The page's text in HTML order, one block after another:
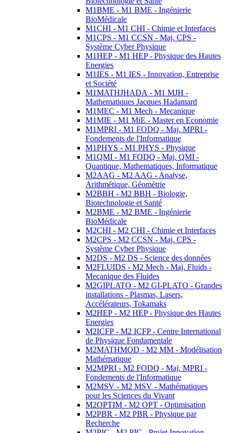
M1BME - M1 BME - Ingénierie
BioMédicale
M1CHI - M1 CHI - Chimie et Interfaces
M1CPS - M1 CCSN - Maj. CPS -
Système Cyber Physique
M1HEP - M1 HEP - Physique des Hautes
Energies
M1IES - M1 IES - Innovation, Entreprise
et Société
M1MATHJHADA - M1 MJH -
Mathematiques Jacques Hadamard
M1MEC - M1 Mech - Mecanique
M1MIE - M1 MiE - Master en Economie
M1MPRI - M1 FODQ - Maj. MPRI -
Fondements de l'Informatique
M1PHYS - M1 PHYS - Physique
M1QMI - M1 FODQ - Maj. QMI -
Quantique, Mathematiques, Informatique
M2AAG - M2 AAG - Analyse,
Arithmétique, Géométrie
M2BBH - M2 BBH - Biologie,
Biotechnologie et Santé
M2BME - M2 BME - Ingénierie
BioMédicale
M2CHI - M2 CHI - Chimie et Interfaces
M2CPS - M2 CCSN - Maj. CPS -
Système Cyber Physique
M2DS - M2 DS - Science des données
M2FLUIDS - M2 Mech - Maj. Fluids -
Mecanique des Fluides
M2GIPLATO - M2 GI-PLATO - Grandes
installations - Plasmas, Lasers,
Accélérateurs, Tokamaks
M2HEP - M2 HEP - Physique des Hautes
Energies
M2ICFP - M2 ICFP - Centre International
de Physique Fondamentale
M2MATHMOD - M2 MM - Modélisation
Mathématique
M2MPRI - M2 FODQ - Maj. MPRI -
Fondements de l'Informatique
M2MSV - M2 MSV - Mathématiques
pour les Sciences du Vivant
M2OPTIM - M2 OPT - Optimisation
M2PBR - M2 PBR - Physique par
Recherche